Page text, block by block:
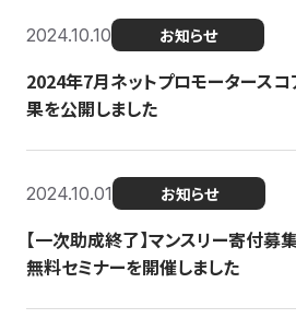
2024.10.10 お知らせ
2024年7月ネットプロモータースコ
果を公開しました
2024.10.01 お知らせ
【一次助成終了】マンスリー寄付
無料セミナーを開催しました